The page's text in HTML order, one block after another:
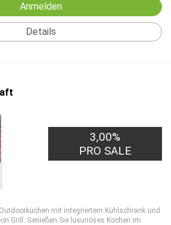
Anmelden
Details
3,00%
PRO SALE
mit integriertem Kühlschrank und
Grill. Genießen Sie luxuriöses Kochen im